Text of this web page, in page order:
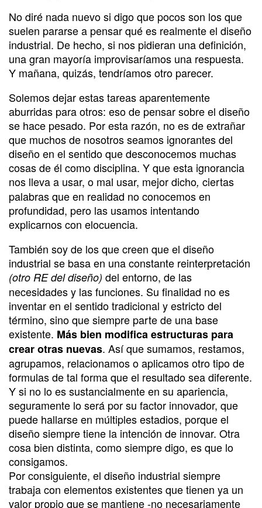
No diré nada nuevo si digo que pocos son los que
suelen pararse a pensar qué es realmente el diseño
industrial. De hecho, si nos pidieran una definición,
una gran mayoría improvisaríamos una respuesta.
Y mañana, quizás, tendríamos otro parecer.
Solemos dejar estas tareas aparentemente
aburridas para otros: eso de pensar sobre el diseño
se hace pesado. Por esta razón, no es de extrañar
que muchos de nosotros seamos ignorantes del
diseño en el sentido que desconocemos muchas
cosas de él como disciplina. Y que esta ignorancia
nos lleva a usar, o mal usar, mejor dicho, ciertas
palabras que en realidad no conocemos en
profundidad, pero las usamos intentando
explicarnos con elocuencia.
También soy de los que creen que el diseño
industrial se basa en una constante reinterpretación
(otro RE del diseño) del entorno, de las
necesidades y las funciones. Su finalidad no es
inventar en el sentido tradicional y estricto del
término, sino que siempre parte de una base
existente. Más bien modifica estructuras para
crear otras nuevas. Así que sumamos, restamos,
agrupamos, relacionamos o aplicamos otro tipo de
formulas de tal forma que el resultado sea diferente.
Y si no lo es sustancialmente en su apariencia,
seguramente lo será por su factor innovador, que
puede hallarse en múltiples estadios, porque el
diseño siempre tiene la intención de innovar. Otra
cosa bien distinta, como siempre digo, es que lo
consigamos.
Por consiguiente, el diseño industrial siempre
trabaja con elementos existentes que tienen ya un
valor propio que se mantiene -no necesariamente